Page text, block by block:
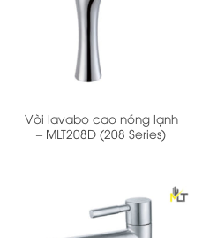
Vòi lavabo cao nóng lạnh
– MLT208D (208 Series)